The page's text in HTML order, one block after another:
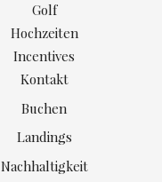
Golf
Hochzeiten
Incentives
Kontakt
Buchen
Landings
Nachhaltigkeit